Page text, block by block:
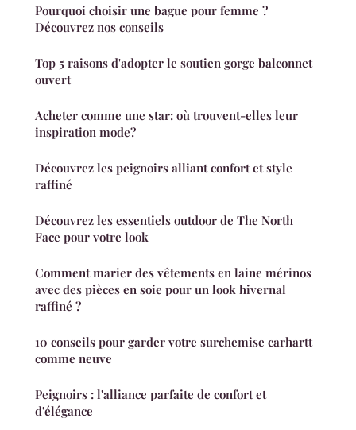
Pourquoi choisir une bague pour femme ?
Découvrez nos conseils
Top 5 raisons d'adopter le soutien gorge balconnet
ouvert
Acheter comme une star: où trouvent-elles leur
inspiration mode?
Découvrez les peignoirs alliant confort et style
raffiné
Découvrez les essentiels outdoor de The North
Face pour votre look
Comment marier des vêtements en laine mérinos
avec des pièces en soie pour un look hivernal
raffiné ?
10 conseils pour garder votre surchemise carhartt
comme neuve
Peignoirs : l'alliance parfaite de confort et
d'élégance